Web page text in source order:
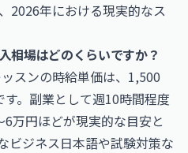
2026年における現実的なス
相場はどのくらいですか？
スンの時給単価は、1,500
。副業として週10時間程度
万円ほどが現実的な目安と
ビジネス日本語や試験対策な